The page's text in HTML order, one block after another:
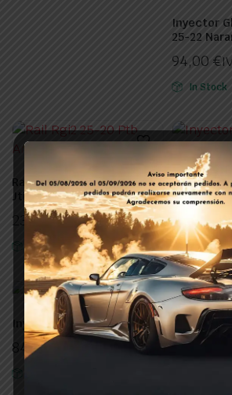
Inyector
25-22
94,00 €
In Stock
Rail Rgi2 25-20 Ptb Amp
Jtimer 12f
232,32€IVA Incl.
In Stock
Inyectores
Verde Mta
84,70 €
In Stock
Inyectores Gi 25-65 Tap Negro Mta Conf.
84,70